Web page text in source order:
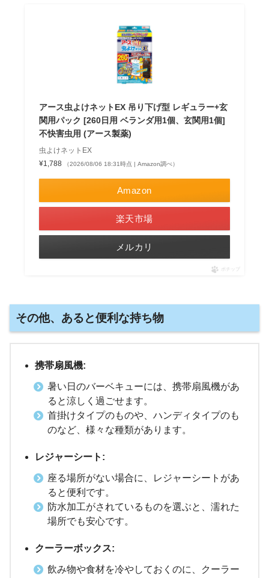
アース虫よけネットEX 吊り下げ型 レギュラー+玄
関用パック [260日用 ベランダ用1個、玄関用1個]
不快害虫用 (アース製薬)
虫よけネットEX
¥1,788
（2026/08/06 18:31時点 | Amazon調べ）
Amazon
楽天市場
メルカリ
ポチップ
その他、あると便利な持ち物
携帯扇風機:
暑い日のバーベキューには、携帯扇風機があ
ると涼しく過ごせます。
首掛けタイプのものや、ハンディタイプのも
のなど、様々な種類があります。
レジャーシート:
座る場所がない場合に、レジャーシートがあ
ると便利です。
防水加工がされているものを選ぶと、濡れた
場所でも安心です。
クーラーボックス:
飲み物や食材を冷やしておくのに、クーラー